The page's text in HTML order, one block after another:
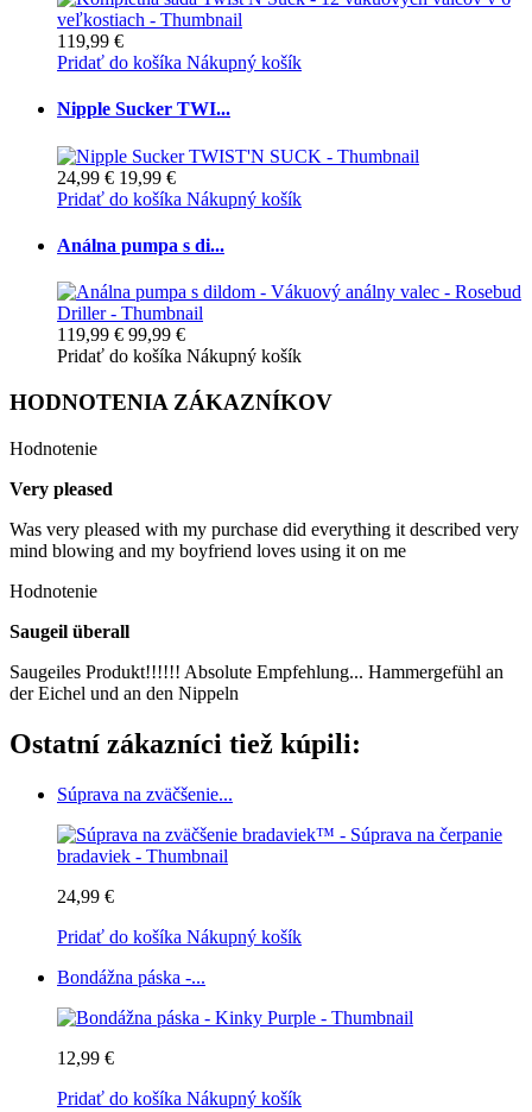
119,99 €
Pridať do košíka Nákupný košík
Nipple Sucker TWI...
24,99 € 19,99 €
Pridať do košíka Nákupný košík
Análna pumpa s di...
119,99 € 99,99 €
Pridať do košíka Nákupný košík
HODNOTENIA ZÁKAZNÍKOV
Hodnotenie
Very pleased
Was very pleased with my purchase did everything it described very
mind blowing and my boyfriend loves using it on me
Hodnotenie
Saugeil überall
Saugeiles Produkt!!!!!! Absolute Empfehlung... Hammergefühl an
der Eichel und an den Nippeln
Ostatní zákazníci tiež kúpili:
Súprava na zväčšenie...
24,99 €
Pridať do košíka Nákupný košík
Bondážna páska -...
12,99 €
Pridať do košíka Nákupný košík